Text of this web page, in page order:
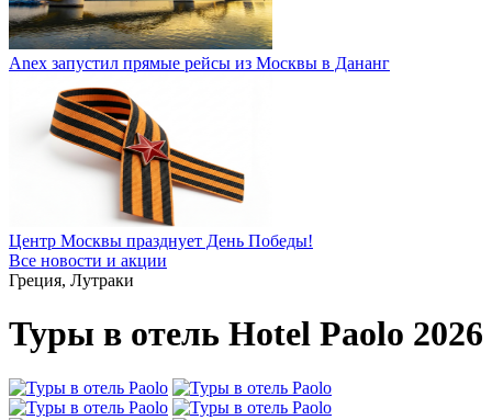
Anex запустил прямые рейсы из Москвы в Дананг
Центр Москвы празднует День Победы!
Все новости и акции
Греция, Лутраки
Туры в отель Hotel Paolo 2026